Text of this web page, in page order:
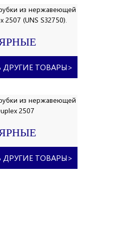
DUPLEX
ТОВАРЫ>
SUPER
ТОВАРЫ>